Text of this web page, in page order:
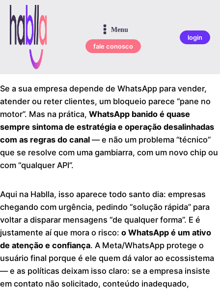
Menu
fale conosco
login
Se a sua empresa depende de WhatsApp para vender,
atender ou reter clientes, um bloqueio parece “pane no
motor”. Mas na prática, WhatsApp banido é quase
sempre sintoma de estratégia e operação desalinhadas
com as regras do canal — e não um problema “técnico”
que se resolve com uma gambiarra, com um novo chip ou
com “qualquer API”.
Aqui na Hablla, isso aparece todo santo dia: empresas
chegando com urgência, pedindo “solução rápida” para
voltar a disparar mensagens “de qualquer forma”. E é
justamente aí que mora o risco: o WhatsApp é um ativo
de atenção e confiança. A Meta/WhatsApp protege o
usuário final porque é ele quem dá valor ao ecossistema
— e as políticas deixam isso claro: se a empresa insiste
em contato não solicitado, conteúdo inadequado,